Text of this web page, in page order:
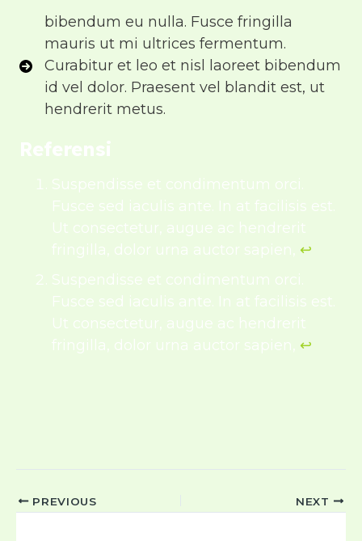
bibendum eu nulla. Fusce fringilla
mauris ut mi ultrices fermentum.
Curabitur et leo et nisl laoreet bibendum
id vel dolor. Praesent vel blandit est, ut
hendrerit metus.
Referensi
Suspendisse et condimentum orci.
Fusce sed iaculis ante. In at facilisis est.
Ut consectetur, augue ac hendrerit
fringilla, dolor urna auctor sapien, ↩︎
Suspendisse et condimentum orci.
Fusce sed iaculis ante. In at facilisis est.
Ut consectetur, augue ac hendrerit
fringilla, dolor urna auctor sapien, ↩︎
Post
PREVIOUS NEXT